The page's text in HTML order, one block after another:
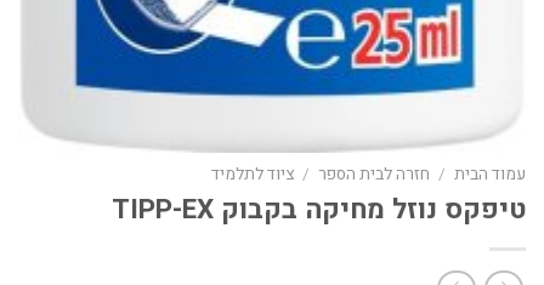
עמוד הבית / חזרה לבית הספר / ציוד לתלמיד
טיפקס נוזל מחיקה בקבוק TIPP-EX